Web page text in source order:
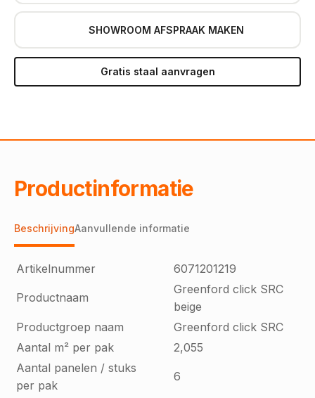
SHOWROOM AFSPRAAK MAKEN
Gratis staal aanvragen
Productinformatie
BeschrijvingAanvullende informatie
Artikelnummer 6071201219
Productnaam
Greenford click SRC
beige
Productgroep naam
Greenford click SRC
Aantal m² per pak
2,055
Aantal panelen / stuks
per pak
6